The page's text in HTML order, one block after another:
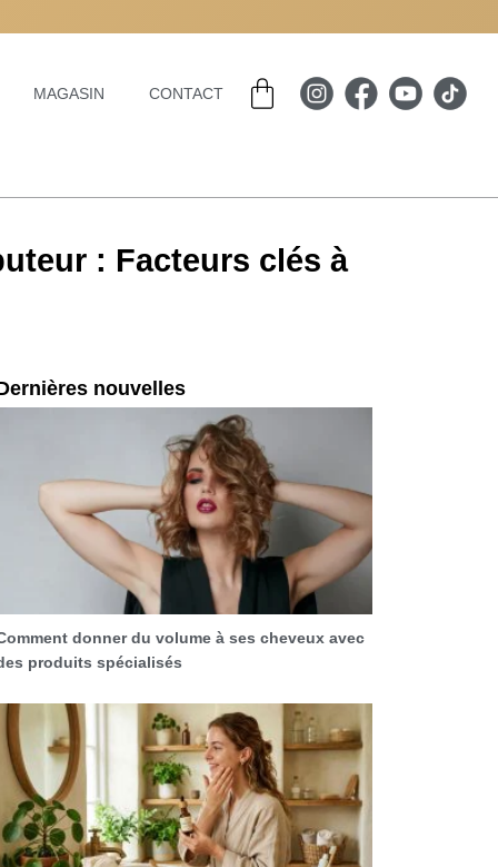
MAGASIN CONTACT Panier
: Facteurs clés à
nouvelles
donner du volume à ses cheveux avec
produits spécialisés